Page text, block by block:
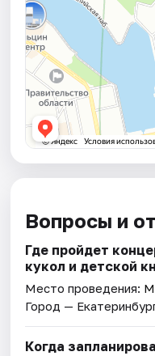
Вопросы и
Где пройдет
кукол и детской
Место проведения:
Город —
Когда